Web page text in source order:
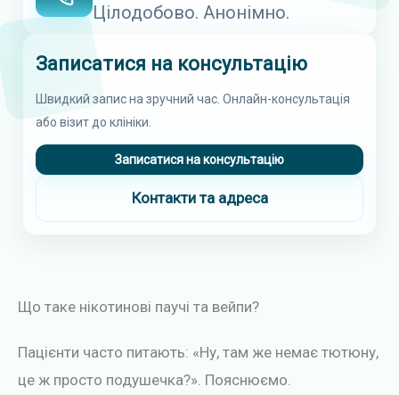
Цілодобово. Анонімно.
Записатися на консультацію
Швидкий запис на зручний час. Онлайн-консультація
або візит до клініки.
Записатися на консультацію
Контакти та адреса
Що таке нікотинові паучі та вейпи?
Пацієнти часто питають: «Ну, там же немає тютюну,
це ж просто подушечка?». Пояснюємо.